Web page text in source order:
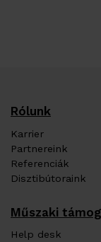
Rólunk
Karrier
Partnereink
Referenciák
Disztibútoraink
Műszaki
Help desk